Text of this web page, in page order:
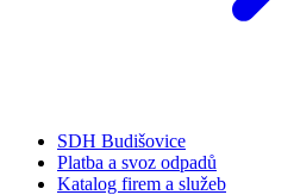
SDH Budišovice
Platba a svoz odpadů
Katalog firem a služeb